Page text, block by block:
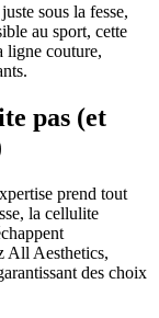
sous la fesse,
au sport, cette
ligne couture,
pas (et
prend tout
la cellulite
All Aesthetics,
des choix